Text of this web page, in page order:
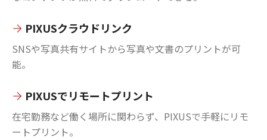
PIXUSクラウドリンク
SNSや写真共有サイトから写真や文書のプリントが可
能。
PIXUSでリモートプリント
在宅勤務など働く場所に関わらず、PIXUSで手軽にリモ
ートプリント。